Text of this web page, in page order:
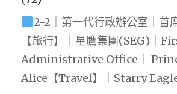
2-2｜第一代行政辦公室｜首
【旅行】｜星鷹集團(SEG)｜
Administrative Office｜
Alice【Travel】｜Starry